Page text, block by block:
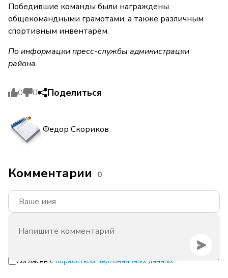
Победившие команды были награждены
общекомандными грамотами, а также различным
спортивным инвентарём.
По информации пресс-службы администрации
района.
0 0 Поделиться
Федор Скориков
Комментарии 0
Согласен с обработкой персональных данных